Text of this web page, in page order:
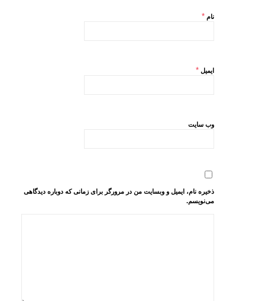
نام *
ایمیل *
وب‌ سایت
ذخیره نام، ایمیل و وبسایت من در مرورگر برای زمانی که دوباره دیدگاهی
می‌نویسم.